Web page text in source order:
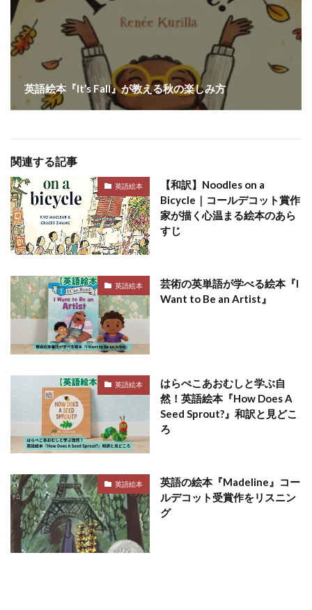
英語絵本『It’s Fall』が教える秋の楽しみ方
関連する記事
英語絵本
【和訳】Noodles on a
Bicycle｜コールデコット賞作
家が描く心温まる絵本のあら
すじ
英語絵本
芸術の英単語が学べる絵本『I
Want to Be an Artist』
英語絵本
はらぺこあおむしと学ぶ自
然！英語絵本『How Does A
Seed Sprout?』和訳と見どこ
ろ
英語絵本
英語の絵本『Madeline』コー
ルデコット受賞作をリスニン
グ